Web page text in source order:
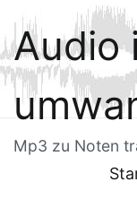
Zum
Inhalt
springen
Audio
Mp3 zu Noten